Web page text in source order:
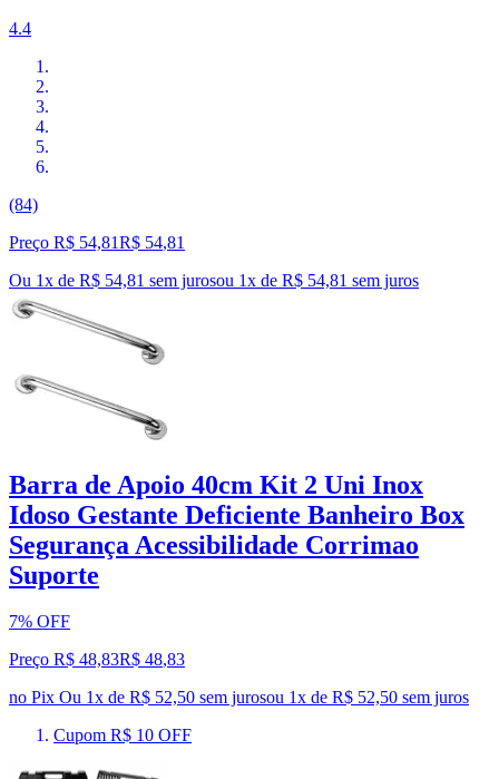
4.4
(84)
Preço R$ 54,81R$ 54,81
Ou 1x de R$ 54,81 sem jurosou 1x de R$ 54,81 sem juros
Barra de Apoio 40cm Kit 2 Uni Inox
Idoso Gestante Deficiente Banheiro Box
Segurança Acessibilidade Corrimao
Suporte
7% OFF
Preço R$ 48,83R$ 48,83
no Pix Ou 1x de R$ 52,50 sem jurosou 1x de R$ 52,50 sem juros
Cupom R$ 10 OFF